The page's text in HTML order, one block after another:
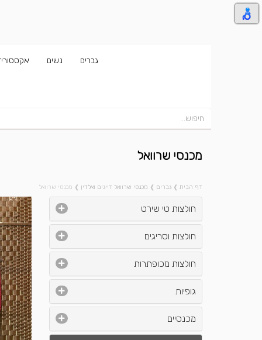
גברים נשים
מכנסי שרוואל
דף הבית ❱ גברים ❱ מכנסי שרוואל דייגים ואלדין ❱ מכנסי שרוואל
חולצות טי שירט
חולצות וסריגים
חולצות מכופתרות
גופיות
מכנסיים